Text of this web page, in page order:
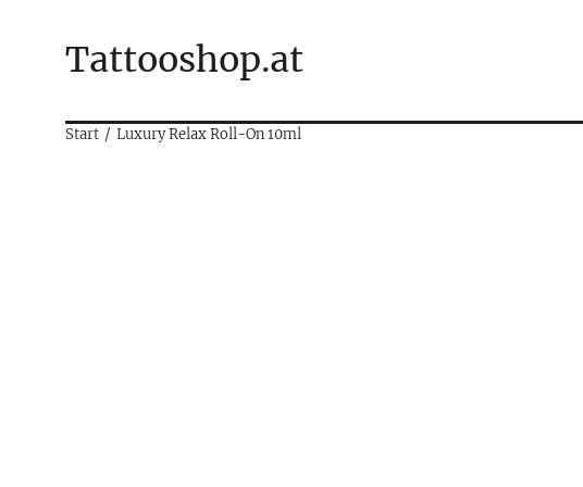
Tattooshop.at
Start Luxury Relax Roll-On 10ml